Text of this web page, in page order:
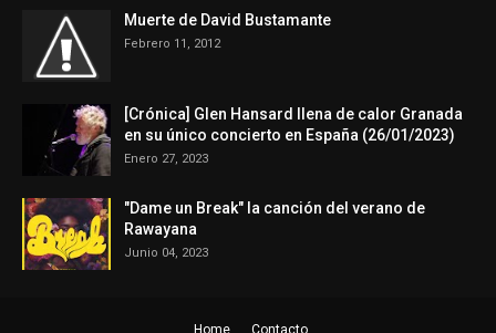
Muerte de David Bustamante
Febrero 11, 2012
[Crónica] Glen Hansard llena de calor Granada
en su único concierto en España (26/01/2023)
Enero 27, 2023
"Dame un Break" la canción del verano de
Rawayana
Junio 04, 2023